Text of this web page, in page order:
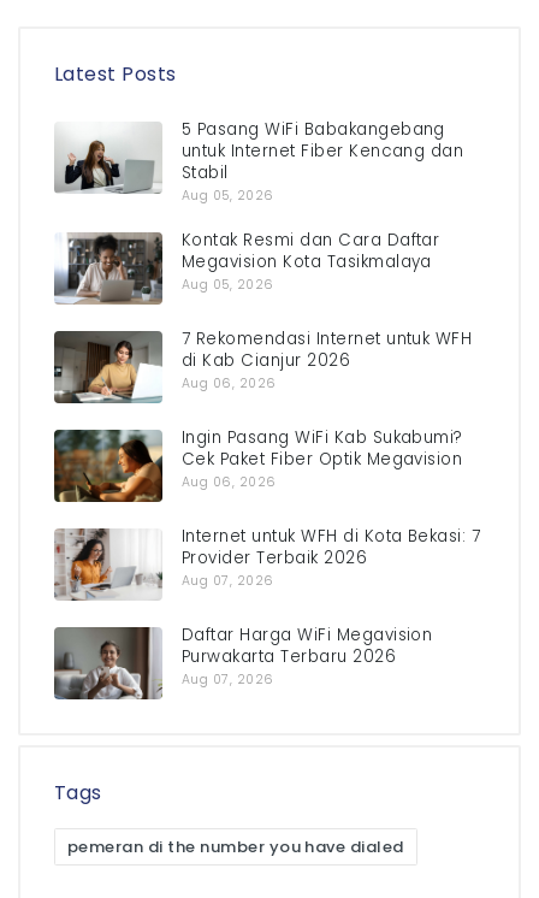
Latest Posts
5 Pasang WiFi Babakangebang
untuk Internet Fiber Kencang dan
Stabil
Aug 05, 2026
Kontak Resmi dan Cara Daftar
Megavision Kota Tasikmalaya
Aug 05, 2026
7 Rekomendasi Internet untuk WFH
di Kab Cianjur 2026
Aug 06, 2026
Ingin Pasang WiFi Kab Sukabumi?
Cek Paket Fiber Optik Megavision
Aug 06, 2026
Internet untuk WFH di Kota Bekasi: 7
Provider Terbaik 2026
Aug 07, 2026
Daftar Harga WiFi Megavision
Purwakarta Terbaru 2026
Aug 07, 2026
Tags
pemeran di the number you have dialed